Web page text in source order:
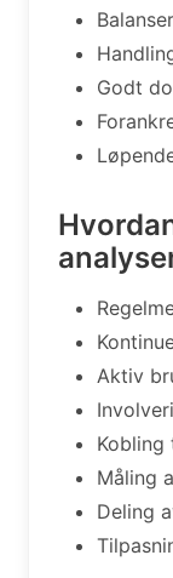
Godt
Aktiv
Kobling
Måling
Deling